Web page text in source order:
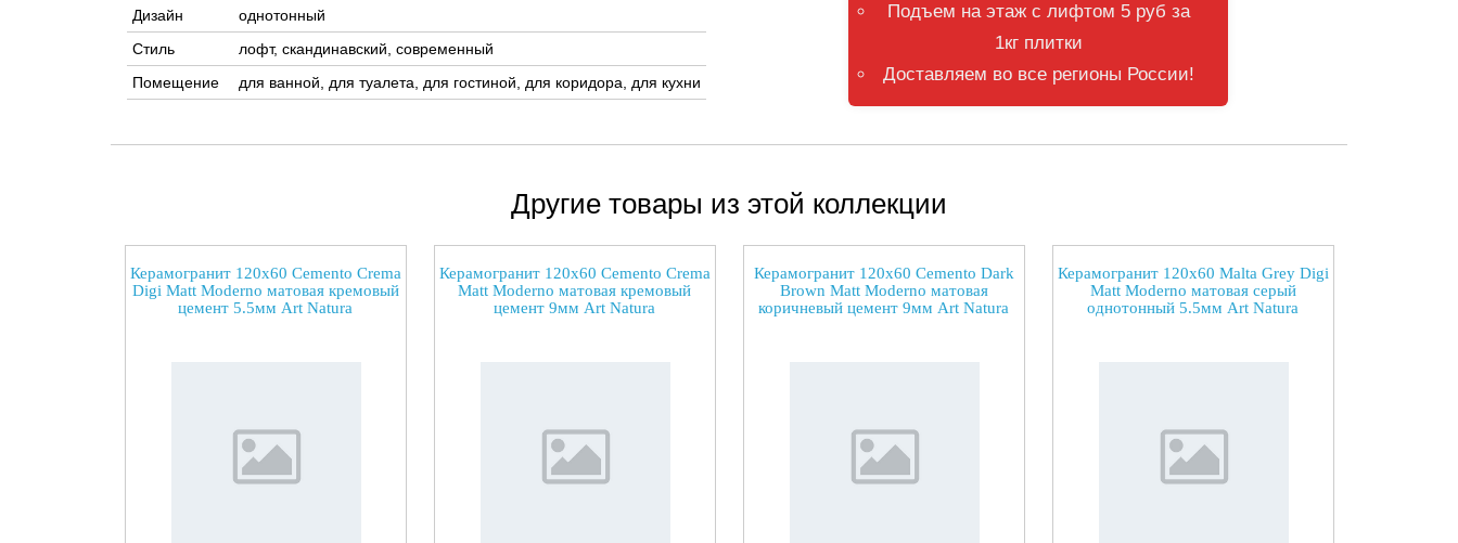
Дизайн
однотонный
Стиль
лофт, скандинавский, современный
Помещение
для ванной, для туалета, для гостиной, для коридора, для кухни
Подъем на этаж с лифтом 5 руб за
1кг плитки
Доставляем во все регионы России!
Другие товары из этой коллекции
Керамогранит 120x60 Cemento Crema
Digi Matt Moderno матовая кремовый
цемент 5.5мм Art Natura
Керамогранит 120x60 Cemento Crema
Matt Moderno матовая кремовый
цемент 9мм Art Natura
Керамогранит 120x60 Cemento Dark
Brown Matt Moderno матовая
коричневый цемент 9мм Art Natura
Керамогранит 120x60 Malta Grey Digi
Matt Moderno матовая серый
однотонный 5.5мм Art Natura